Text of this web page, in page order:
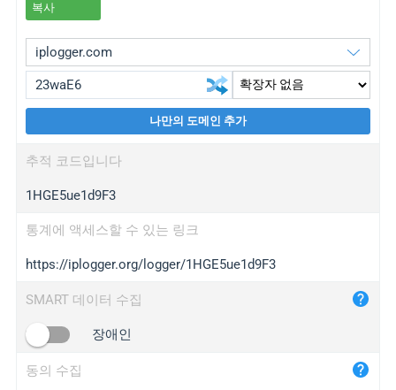
복사
wl.gl
ed.tc
bc.ax
iplogger.com
maper.info
2no.co
yip.su
나만의 도메인 추가
추적 코드입니다
1HGE5ue1d9F3
통계에 액세스할 수 있는 링크
https://iplogger.org/logger/1HGE5ue1d9F3
SMART 데이터 수집
장애인
동의 수집